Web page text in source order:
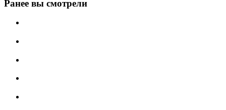
Ранее вы смотрели